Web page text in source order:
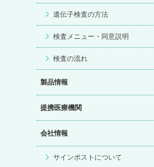
遺伝子検査の方法
検査メニュー・同意説明
検査の流れ
製品情報
提携医療機関
会社情報
サインポストについて